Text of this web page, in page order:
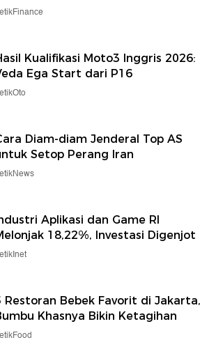
Kualifikasi Moto3 Inggris 2026:
Ega Start dari P16
Diam-diam Jenderal Top AS
Setop Perang Iran
Aplikasi dan Game RI
18,22%, Investasi Digenjot
Restoran Bebek Favorit di Jakarta,
Khasnya Bikin Ketagihan